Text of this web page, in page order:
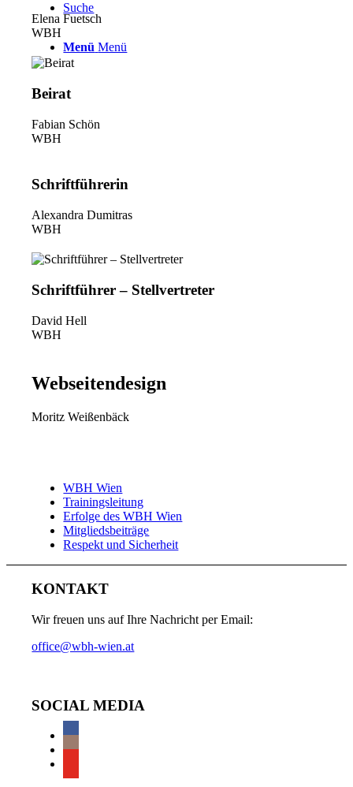
Suche
Menü Menü
Elena Fuetsch
WBH
Beirat
Fabian Schön
WBH
Schriftführerin
Alexandra Dumitras
WBH
Schriftführer – Stellvertreter
David Hell
WBH
Webseitendesign
Moritz Weißenbäck
WBH Wien
Trainingsleitung
Erfolge des WBH Wien
Mitgliedsbeiträge
Respekt und Sicherheit
KONTAKT
Wir freuen uns auf Ihre Nachricht per Email:
office@wbh-wien.at
SOCIAL MEDIA